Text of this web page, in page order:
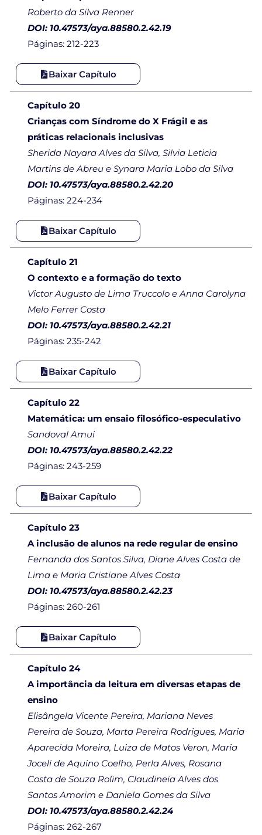
Roberto da Silva Renner
DOI: 10.47573/aya.88580.2.42.19
Páginas: 212-223
Baixar Capítulo
Capítulo 20
Crianças com Síndrome do X Frágil e as
práticas relacionais inclusivas
Sherida Nayara Alves da Silva, Silvia Leticia
Martins de Abreu e Synara Maria Lobo da Silva
DOI: 10.47573/aya.88580.2.42.20
Páginas: 224-234
Baixar Capítulo
Capítulo 21
O contexto e a formação do texto
Victor Augusto de Lima Truccolo e Anna Carolyna
Melo Ferrer Costa
DOI: 10.47573/aya.88580.2.42.21
Páginas: 235-242
Baixar Capítulo
Capítulo 22
Matemática: um ensaio filosófico-especulativo
Sandoval Amui
DOI: 10.47573/aya.88580.2.42.22
Páginas: 243-259
Baixar Capítulo
Capítulo 23
A inclusão de alunos na rede regular de ensino
Fernanda dos Santos Silva, Diane Alves Costa de
Lima e Maria Cristiane Alves Costa
DOI: 10.47573/aya.88580.2.42.23
Páginas: 260-261
Baixar Capítulo
Capítulo 24
A importância da leitura em diversas etapas de
ensino
Elisângela Vicente Pereira, Mariana Neves
Pereira de Souza, Marta Pereira Rodrigues, Maria
Aparecida Moreira, Luiza de Matos Veron, Maria
Joceli de Aquino Coelho, Perla Alves, Rosana
Costa de Souza Rolim, Claudineia Alves dos
Santos Amorim e Daniela Gomes da Silva
DOI: 10.47573/aya.88580.2.42.24
Páginas: 262-267